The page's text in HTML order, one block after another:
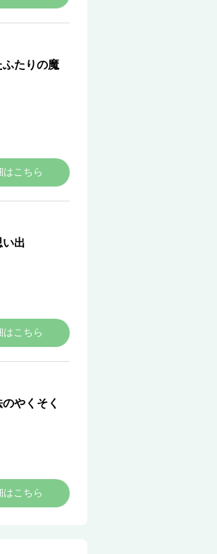
たりの魔
はこちら
出
はこちら
やくそく
はこちら